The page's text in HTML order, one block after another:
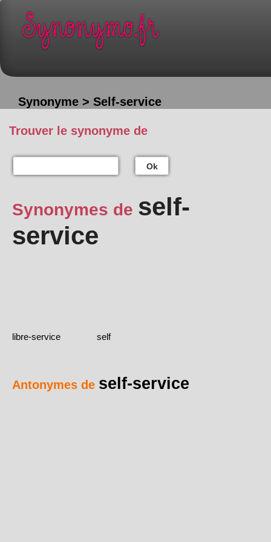
Synonyme > Self-service
Trouver le synonyme de
Ok
Synonymes de self-
service
libre-service self
Antonymes de self-service